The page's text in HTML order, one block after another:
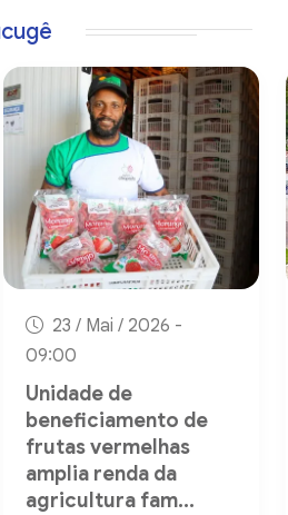
23 / Mai / 2026 -
09:00
Unidade de
beneficiamento de
frutas vermelhas
amplia renda da
agricultura fam...